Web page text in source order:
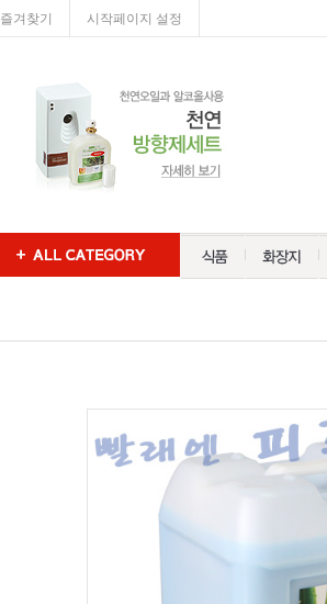
즐겨찾기 시작페이지 설정